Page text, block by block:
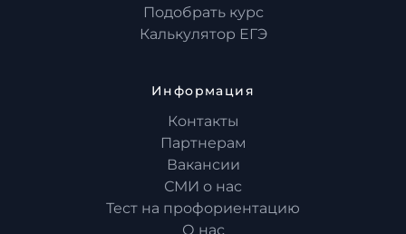
Подобрать курс
Калькулятор ЕГЭ
Информация
Контакты
Партнерам
Вакансии
СМИ о нас
Тест на профориентацию
О нас